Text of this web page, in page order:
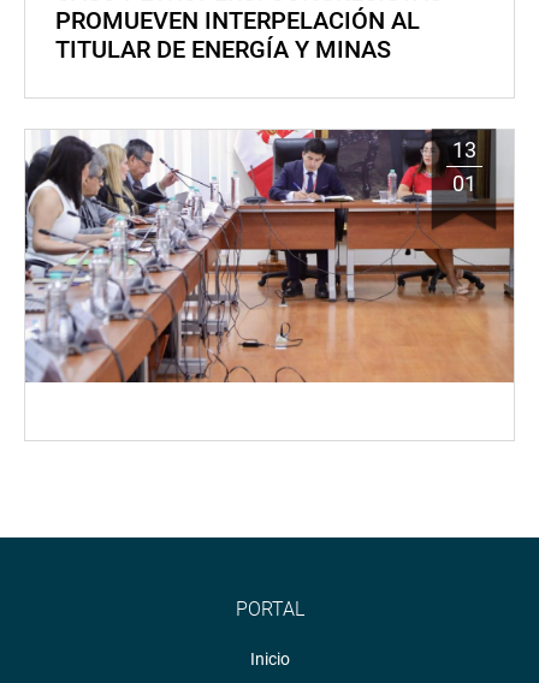
PROMUEVEN INTERPELACIÓN AL
TITULAR DE ENERGÍA Y MINAS
13
01
PORTAL
Inicio